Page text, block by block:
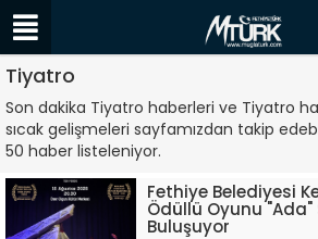
Tiyatro
Son dakika Tiyatro haberleri ve Tiyatro
sıcak gelişmeleri sayfamızdan takip
50 haber listeleniyor.
Fethiye Belediyesi
Ödüllü Oyunu
Buluşuyor